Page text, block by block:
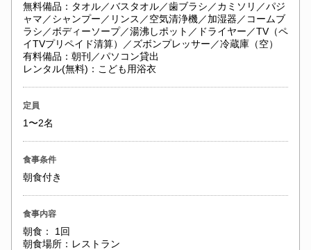
無料備品：タオル／バスタオル／歯ブラシ／カミソリ／パジ
ャマ／シャンプー／リンス／空気清浄機／加湿器／コームブ
ラシ／ボディーソープ／湯沸しポット／ドライヤー／TV（ペ
イTVプリペイド清算）／ズボンプレッサー／冷蔵庫（空）
有料備品：朝刊／パソコン貸出
レンタル(無料)：こども用浴衣
定員
1〜2名
食事条件
朝食付き
食事内容
朝食： 1回
朝食場所：レストラン